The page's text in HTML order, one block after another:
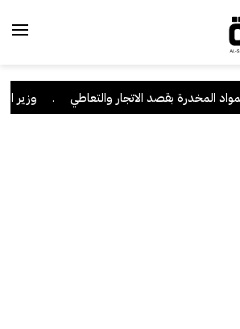
بقصد الاتجار والتعاطي وزير العدل: